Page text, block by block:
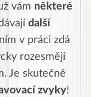
vám některé
další
v práci zdá
rozesmějí
Je skutečně
zvyky!